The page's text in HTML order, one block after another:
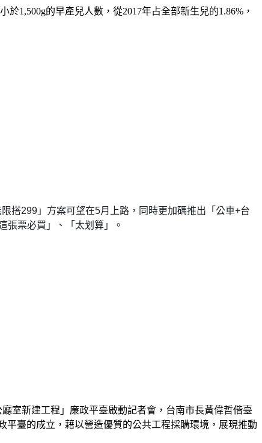
1,500g的早產兒人數，從2017年占全部新生兒的1.86%，
搭299 」方案可望在5月上路，同時更加碼推出「公車+台
張票必買」、「太划算」。
室新建工程」廉政平臺啟動記者會，台南市長黃偉哲偕臺
臺的成立，藉以營造優質的公共工程採購環境，展現推動